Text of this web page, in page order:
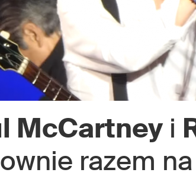
McCartneyi
razem